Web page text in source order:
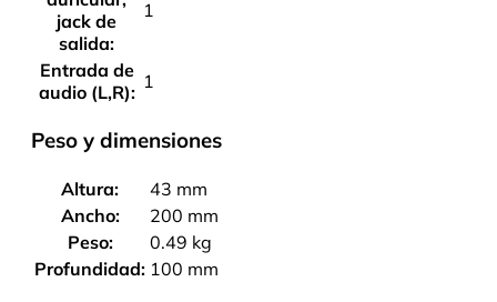
jack de
salida:
1
Entrada de
audio (L,R): 1
Peso y dimensiones
Altura:
43 mm
Ancho:
200 mm
Peso:
0.49 kg
Profundidad: 100 mm